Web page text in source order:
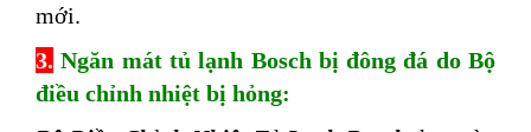
mới.
3. Ngăn mát tủ lạnh Bosch bị đông đá do Bộ
điều chỉnh nhiệt bị hỏng: